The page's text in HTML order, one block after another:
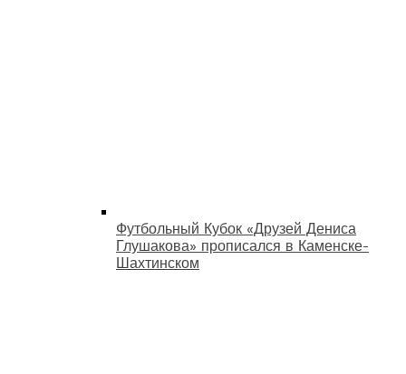
Футбольный Кубок «Друзей Дениса
Глушакова» прописался в Каменске-
Шахтинском